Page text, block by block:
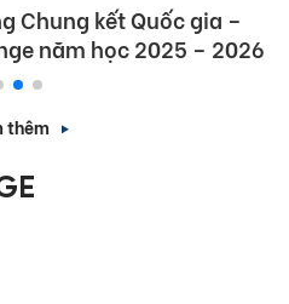
Chung kết Quốc gia –
năm học 2025 – 2026
thêm